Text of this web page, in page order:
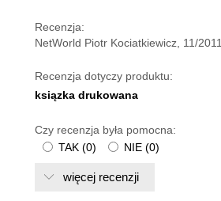
Recenzja:
NetWorld Piotr Kociatkiewicz, 11/2011
Recenzja dotyczy produktu:
ksiązka drukowana
Czy recenzja była pomocna:
TAK (0) NIE (0)
więcej recenzji